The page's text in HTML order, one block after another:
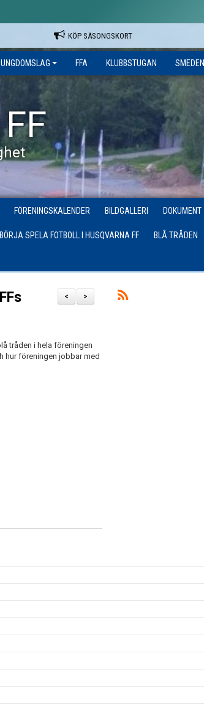
KÖP SÄSONGSKORT
UNGDOMSLAG FFA KLUBBSTUGAN SMEDEN
FÖRENINGSKALENDER BILDGALLERI DOKUMENT
BÖRJA SPELA FOTBOLL I HUSQVARNA FF BLÅ TRÅDEN
>
<
tråden i hela föreningen
hur föreningen jobbar med